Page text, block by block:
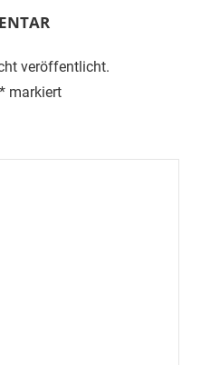
veröffentlicht.
* markiert